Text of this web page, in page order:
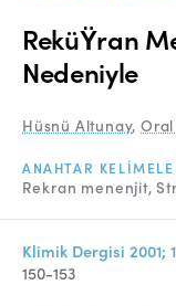
Açık Erişim İlkesi
Editoryal Süreç
Danışmanlık Süreci
Yazarlara Bilgi
ReküŸran
Nedeniyle
Hüsnü Altunay,
ANAHTAR
Rekran menenjit
Klimik Dergisi 2001;
150-153